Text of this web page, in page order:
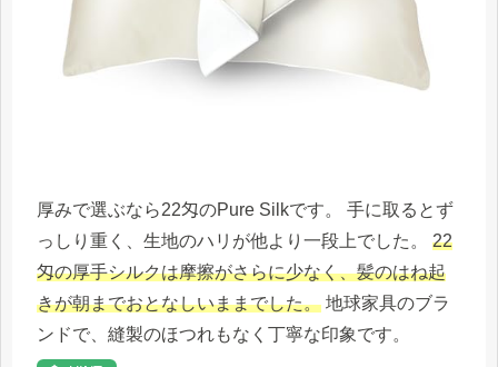
厚みで選ぶなら22匁のPure Silkです。 手に取るとず
っしり重く、生地のハリが他より一段上でした。 22
匁の厚手シルクは摩擦がさらに少なく、髪のはね起
きが朝までおとなしいままでした。 地球家具のブラ
ンドで、縫製のほつれもなく丁寧な印象です。